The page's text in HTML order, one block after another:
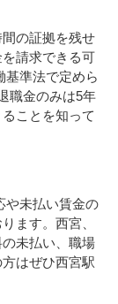
の証拠を残せ
請求できる可
基準法で定めら
職金のみは5年
ことを知って
や未払い賃金の
ます。西宮、
未払い、職場
はぜひ西宮駅